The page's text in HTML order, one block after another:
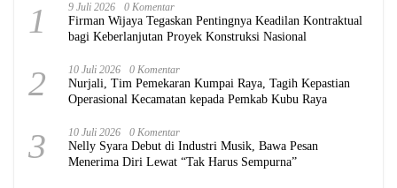
1 9 Juli 2026 0 Komentar
Firman Wijaya Tegaskan Pentingnya Keadilan Kontraktual
bagi Keberlanjutan Proyek Konstruksi Nasional
2 10 Juli 2026 0 Komentar
Nurjali, Tim Pemekaran Kumpai Raya, Tagih Kepastian
Operasional Kecamatan kepada Pemkab Kubu Raya
3 10 Juli 2026 0 Komentar
Nelly Syara Debut di Industri Musik, Bawa Pesan
Menerima Diri Lewat “Tak Harus Sempurna”